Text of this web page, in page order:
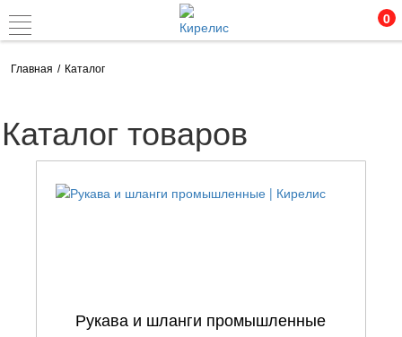
0
Главная Каталог
Каталог товаров
Рукава и шланги промышленные